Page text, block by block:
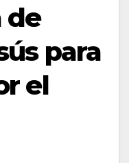
de
para
el